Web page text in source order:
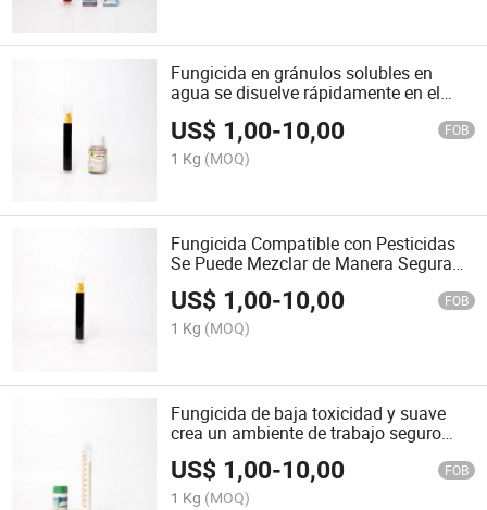
Fungicida en gránulos solubles en
agua se disuelve rápidamente en el
agua de riego agrícola
US$ 1,00-10,00 FOB
1 Kg (MOQ)
Fungicida Compatible con Pesticidas
Se Puede Mezclar de Manera Segura
con Agroquímicos Comunes
US$ 1,00-10,00 FOB
1 Kg (MOQ)
Fungicida de baja toxicidad y suave
crea un ambiente de trabajo seguro
para los agricultores
US$ 1,00-10,00 FOB
1 Kg (MOQ)